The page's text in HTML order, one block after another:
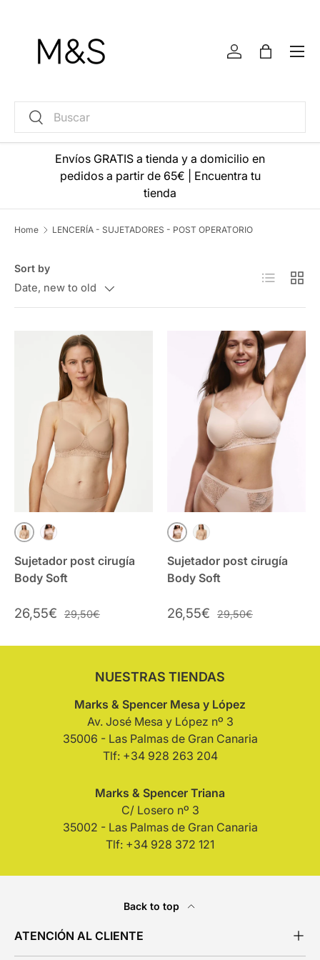
Search
Search
Log inBag
Menu
Envíos GRATIS a tienda y a domicilio en
pedidos a partir de 65€
Encuentra tu
tienda
Home LENCERÍA - SUJETADORES - POST OPERATORIO
Sort by
Date, new to old
List Grid
ROSA CUARZO
Sujetador post cirugía
Body Soft
26,55€ 29,50€
BEIGE OPALINE
Sujetador post cirugía
Body Soft
26,55€ 29,50€
NUESTRAS TIENDAS
Marks & Spencer Mesa y López
Av. José Mesa y López nº 3
35006 - Las Palmas de Gran Canaria
Tlf: +34 928 263 204
Marks & Spencer Triana
C/ Losero nº 3
35002 - Las Palmas de Gran Canaria
Tlf: +34 928 372 121
Back to top
ATENCIÓN AL CLIENTE